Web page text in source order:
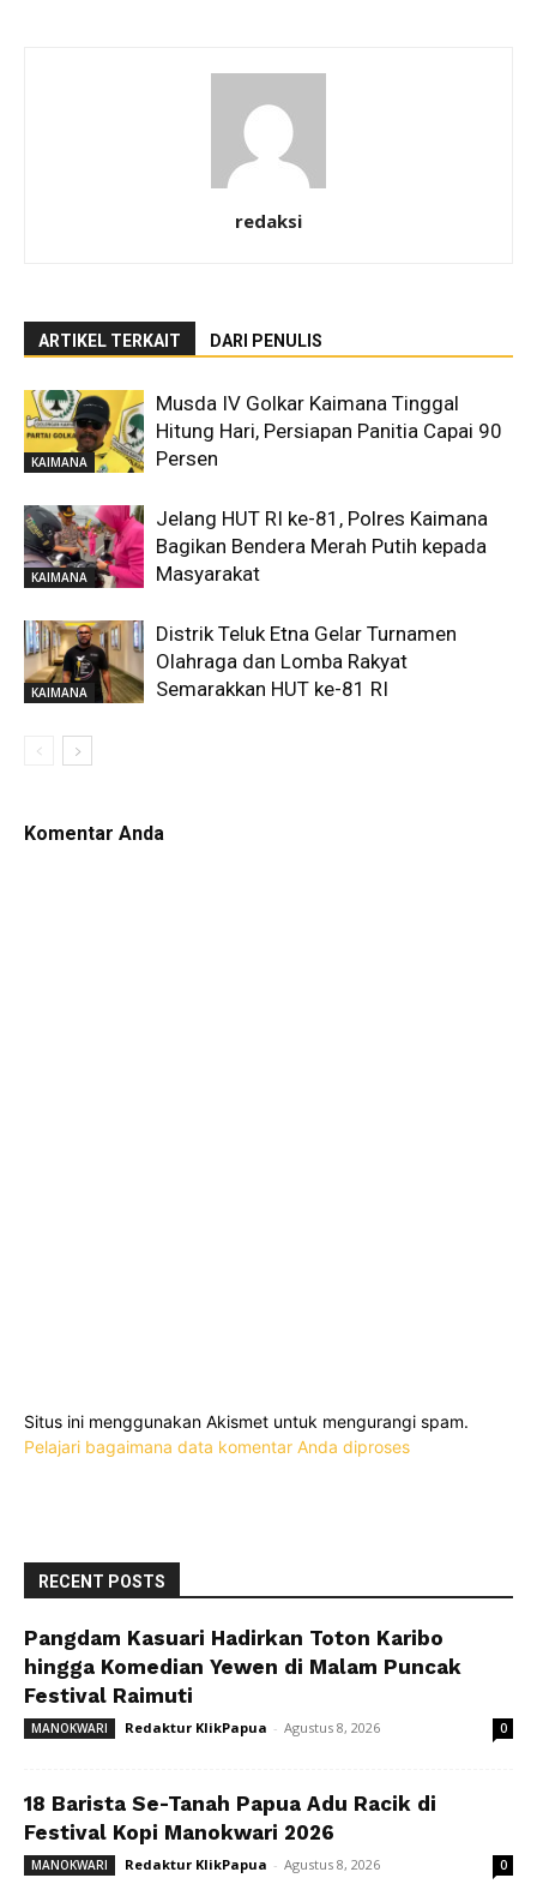
redaksi
ARTIKEL TERKAIT DARI PENULIS
KAIMANA
Musda IV Golkar Kaimana Tinggal
Hitung Hari, Persiapan Panitia Capai 90
Persen
KAIMANA
Jelang HUT RI ke-81, Polres Kaimana
Bagikan Bendera Merah Putih kepada
Masyarakat
KAIMANA
Distrik Teluk Etna Gelar Turnamen
Olahraga dan Lomba Rakyat
Semarakkan HUT ke-81 RI
Komentar Anda
Situs ini menggunakan Akismet untuk mengurangi spam.
Pelajari bagaimana data komentar Anda diproses
RECENT POSTS
Pangdam Kasuari Hadirkan Toton Karibo
hingga Komedian Yewen di Malam Puncak
Festival Raimuti
MANOKWARI Redaktur KlikPapua - Agustus 8, 2026 0
18 Barista Se-Tanah Papua Adu Racik di
Festival Kopi Manokwari 2026
MANOKWARI Redaktur KlikPapua - Agustus 8, 2026 0